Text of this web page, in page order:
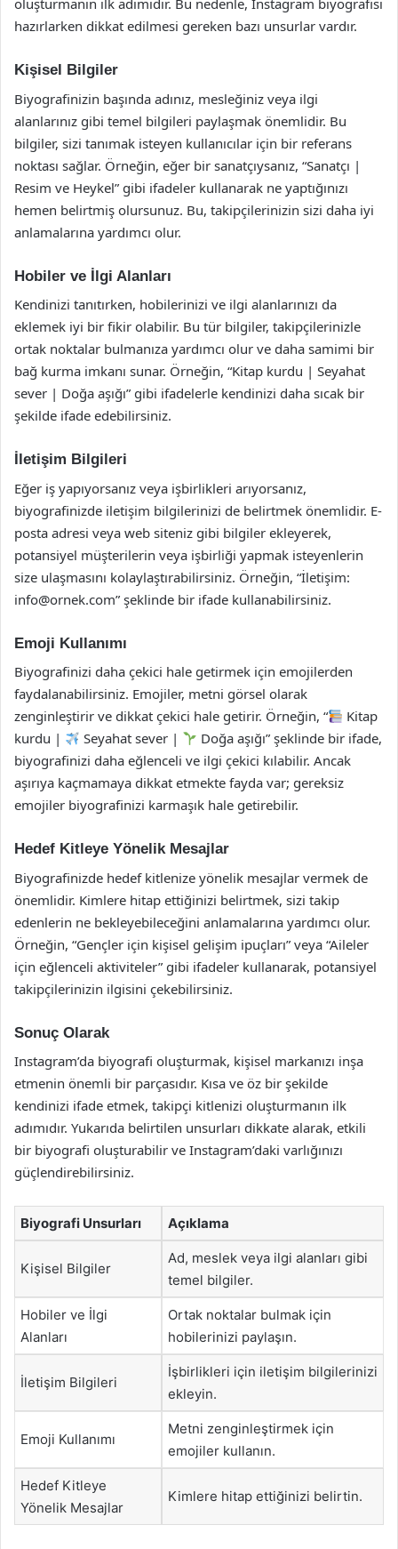
oluşturmanın ilk adımıdır. Bu nedenle, Instagram biyografisi
hazırlarken dikkat edilmesi gereken bazı unsurlar vardır.
Kişisel Bilgiler
Biyografinizin başında adınız, mesleğiniz veya ilgi
alanlarınız gibi temel bilgileri paylaşmak önemlidir. Bu
bilgiler, sizi tanımak isteyen kullanıcılar için bir referans
noktası sağlar. Örneğin, eğer bir sanatçıysanız, “Sanatçı |
Resim ve Heykel” gibi ifadeler kullanarak ne yaptığınızı
hemen belirtmiş olursunuz. Bu, takipçilerinizin sizi daha iyi
anlamalarına yardımcı olur.
Hobiler ve İlgi Alanları
Kendinizi tanıtırken, hobilerinizi ve ilgi alanlarınızı da
eklemek iyi bir fikir olabilir. Bu tür bilgiler, takipçilerinizle
ortak noktalar bulmanıza yardımcı olur ve daha samimi bir
bağ kurma imkanı sunar. Örneğin, “Kitap kurdu | Seyahat
sever | Doğa aşığı” gibi ifadelerle kendinizi daha sıcak bir
şekilde ifade edebilirsiniz.
İletişim Bilgileri
Eğer iş yapıyorsanız veya işbirlikleri arıyorsanız,
biyografinizde iletişim bilgilerinizi de belirtmek önemlidir. E-
posta adresi veya web siteniz gibi bilgiler ekleyerek,
potansiyel müşterilerin veya işbirliği yapmak isteyenlerin
size ulaşmasını kolaylaştırabilirsiniz. Örneğin, “İletişim:
info@ornek.com” şeklinde bir ifade kullanabilirsiniz.
Emoji Kullanımı
Biyografinizi daha çekici hale getirmek için emojilerden
faydalanabilirsiniz. Emojiler, metni görsel olarak
zenginleştirir ve dikkat çekici hale getirir. Örneğin, “
Kitap
kurdu |
Seyahat sever |
Doğa aşığı” şeklinde bir ifade,
biyografinizi daha eğlenceli ve ilgi çekici kılabilir. Ancak
aşırıya kaçmamaya dikkat etmekte fayda var; gereksiz
emojiler biyografinizi karmaşık hale getirebilir.
Hedef Kitleye Yönelik Mesajlar
Biyografinizde hedef kitlenize yönelik mesajlar vermek de
önemlidir. Kimlere hitap ettiğinizi belirtmek, sizi takip
edenlerin ne bekleyebileceğini anlamalarına yardımcı olur.
Örneğin, “Gençler için kişisel gelişim ipuçları” veya “Aileler
için eğlenceli aktiviteler” gibi ifadeler kullanarak, potansiyel
takipçilerinizin ilgisini çekebilirsiniz.
Sonuç Olarak
Instagram’da biyografi oluşturmak, kişisel markanızı inşa
etmenin önemli bir parçasıdır. Kısa ve öz bir şekilde
kendinizi ifade etmek, takipçi kitlenizi oluşturmanın ilk
adımıdır. Yukarıda belirtilen unsurları dikkate alarak, etkili
bir biyografi oluşturabilir ve Instagram’daki varlığınızı
güçlendirebilirsiniz.
Biyografi Unsurları Açıklama
Kişisel Bilgiler
Ad, meslek veya ilgi alanları gibi
temel bilgiler.
Hobiler ve İlgi
Alanları
Ortak noktalar bulmak için
hobilerinizi paylaşın.
İletişim Bilgileri
İşbirlikleri için iletişim bilgilerinizi
ekleyin.
Emoji Kullanımı
Metni zenginleştirmek için
emojiler kullanın.
Hedef Kitleye
Yönelik Mesajlar
Kimlere hitap ettiğinizi belirtin.